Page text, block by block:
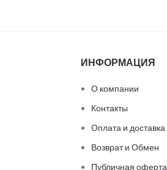
ИНФОРМАЦИЯ
О компании
Контакты
Оплата и доставка
Возврат и Обмен
Публичная оферта